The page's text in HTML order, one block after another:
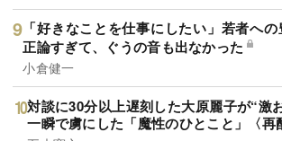
「好きなことを仕事にしたい」若者へ
正論すぎて、ぐうの音も出なかった
小倉健一
対談に30分以上遅刻した大原麗子が“激
一瞬で虜にした「魔性のひとこと」〈再